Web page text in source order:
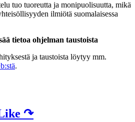
tuo tuoreutta ja monipuolisuutta, mikä
ilmiötä suomalaisessa
tietoa ohjelman taustoista
ja taustoista löytyy mm.
.
↷